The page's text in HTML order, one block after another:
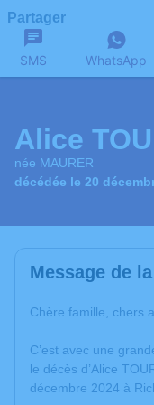
Partager
SMS WhatsApp
Alice
née MAURER
décédée le 20
Message de
Chère famille, chers
C’est avec une
le décès d’Alice
décembre 2024 à